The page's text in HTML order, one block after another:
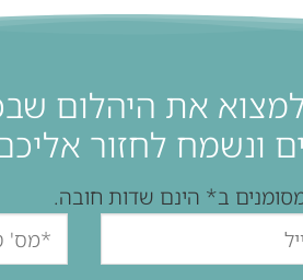
את היהלום
ונשמח לחזור
ב* הינם שדות חובה.